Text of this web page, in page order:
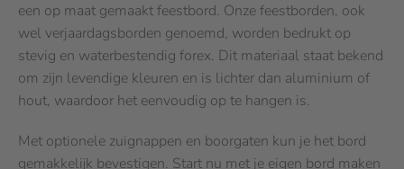
een op maat gemaakt feestbord. Onze feestborden, ook
wel verjaardagsborden genoemd, worden bedrukt op
stevig en waterbestendig forex. Dit materiaal staat bekend
om zijn levendige kleuren en is lichter dan aluminium of
hout, waardoor het eenvoudig op te hangen is.
Met optionele zuignappen en boorgaten kun je het bord
gemakkelijk bevestigen. Start nu met je eigen bord maken